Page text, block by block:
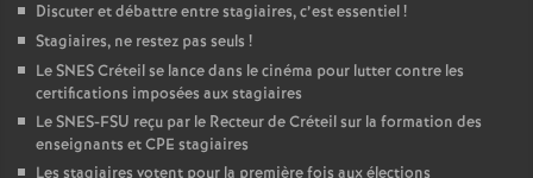
Discuter et débattre entre stagiaires, c’est essentiel!
Stagiaires, ne restez pas seuls !
LeSNESCréteil se lance dans le cinéma pour lutter contre les
certifications imposées aux stagiaires
LeSNES-FSU reçu par le Recteur de Créteil sur la formation des
enseignants etCPE stagiaires